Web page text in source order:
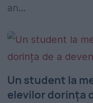
an...
Un student la
elevilor dorința